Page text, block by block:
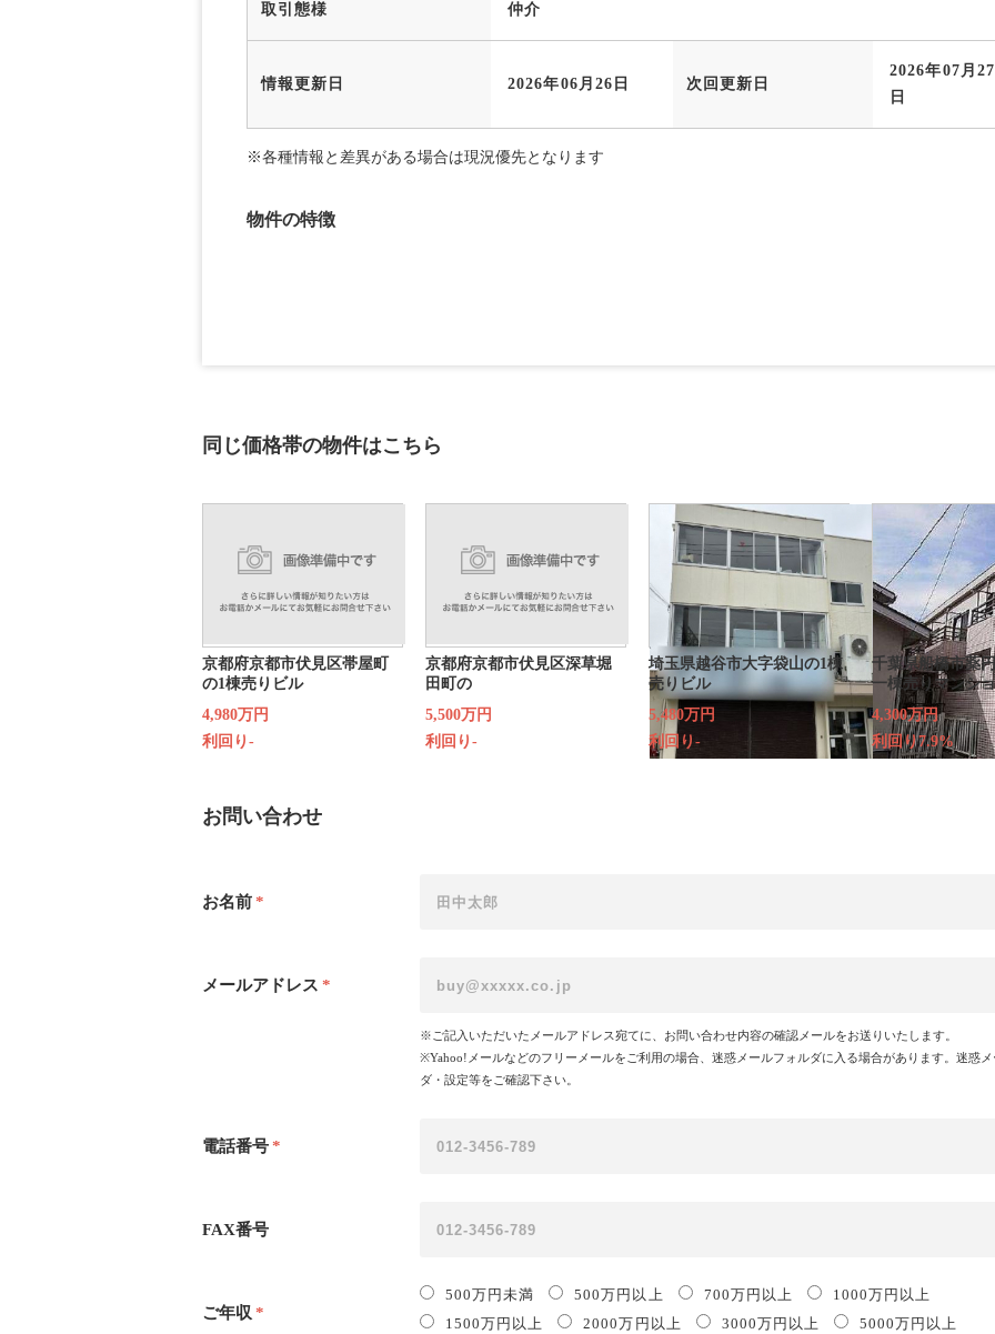
取引態様 仲介
情報更新日 2026年06月26日 次回更新日
2026年07月27
日
※各種情報と差異がある場合は現況優先となります
物件の特徴
同じ価格帯の物件はこちら
京都府京都市伏見区帯屋町
の1棟売りビル
4,980万円
利回り-
京都府京都市伏見区深草堀
田町の
5,500万円
利回り-
埼玉県越谷市大字袋山の1棟
売りビル
5,480万円
利回り-
千葉県船橋市薬
一棟売りマンシ
4,300万円
利回り7.9%
お問い合わせ
お名前*
メールアドレス *
※ご記入いただいたメールアドレス宛てに、お問い合わせ内容の確認メールをお送りいたします。
※Yahoo!メールなどのフリーメールをご利用の場合、迷惑メールフォルダに入る場合があります。迷惑
ダ・設定等をご確認下さい。
電話番号*
FAX番号
ご年収 *
500万円未満 500万円以上 700万円以上
1000万円以上
1500万円以上
2000万円以上 3000万円以上 5000万円以上